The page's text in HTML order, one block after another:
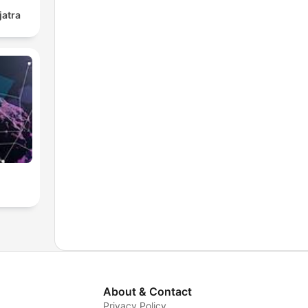
About & Contact
Privacy Policy